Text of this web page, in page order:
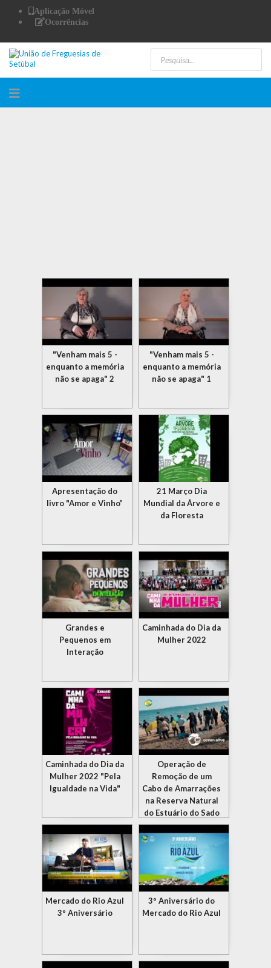
Aplicação Móvel
Ocorrências
"Venham mais 5 -
enquanto a memória
não se apaga" 2
"Venham mais 5 -
enquanto a memória
não se apaga" 1
Apresentação do
livro "Amor e Vinho”
21 Março Dia
Mundial da Árvore e
da Floresta
Grandes e
Pequenos em
Interação
Caminhada do Dia da
Mulher 2022
Caminhada do Dia da
Mulher 2022 "Pela
Igualdade na Vida"
Operação de
Remoção de um
Cabo de Amarrações
na Reserva Natural
do Estuário do Sado
Mercado do Rio Azul
3º Aniversário
3º Aniversário do
Mercado do Rio Azul